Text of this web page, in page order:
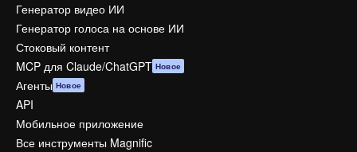
Генератор видео ИИ
Генератор голоса на основе ИИ
Стоковый контент
MCP для Claude/ChatGPT Новое
Агенты Новое
API
Мобильное приложение
Все инструменты Magnific